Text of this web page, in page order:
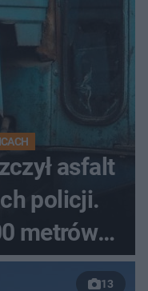
asfalt
policji.
metrów
13